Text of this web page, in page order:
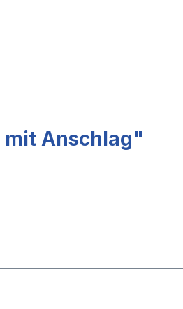
Anschlag"